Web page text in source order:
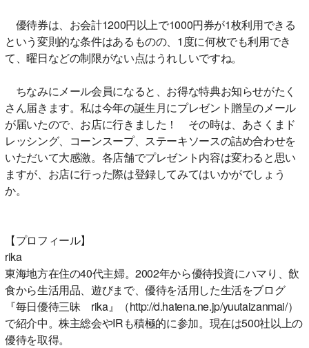
優待券は、お会計1200円以上で1000円券が1枚利用できる
という変則的な条件はあるものの、1度に何枚でも利用でき
て、曜日などの制限がない点はうれしいですね。
ちなみにメール会員になると、お得な特典お知らせがたく
さん届きます。私は今年の誕生月にプレゼント贈呈のメール
が届いたので、お店に行きました！ その時は、あさくまド
レッシング、コーンスープ、ステーキソースの詰め合わせを
いただいて大感激。各店舗でプレゼント内容は変わると思い
ますが、お店に行った際は登録してみてはいかがでしょう
か。
【プロフィール】
rika
東海地方在住の40代主婦。2002年から優待投資にハマり、飲
食から生活用品、遊びまで、優待を活用した生活をブログ
『毎日優待三昧 rika』（http://d.hatena.ne.jp/yuutaizanmai/）
で紹介中。株主総会やIRも積極的に参加。現在は500社以上の
優待を取得。